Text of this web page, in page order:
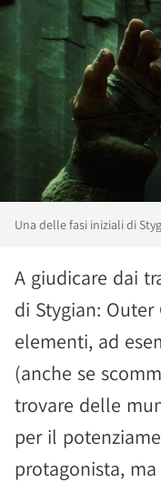
Una delle fasi iniziali di
A giudicare dai
di Stygian:
elementi, ad
(anche se
trovare delle
per il
protagonista,